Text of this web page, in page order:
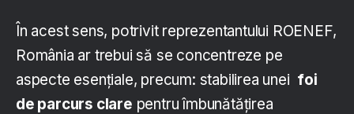
În acest sens, potrivit reprezentantului ROENEF,
România ar trebui să se concentreze pe
aspecte esențiale, precum: stabilirea unei foi
de parcurs clare pentru îmbunătățirea